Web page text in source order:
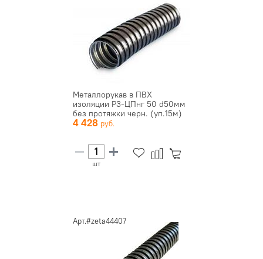
Металлорукав в ПВХ
изоляции Р3-ЦПнг 50 d50мм
без протяжки черн. (уп.15м)
ЗЭ...
4 428
шт
Арт.#zeta44407